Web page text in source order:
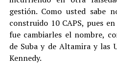
gestión. Como usted sabe
construido 10 CAPS, pues
fue cambiarles el nombre,
de Suba y de Altamira y las
Kennedy.